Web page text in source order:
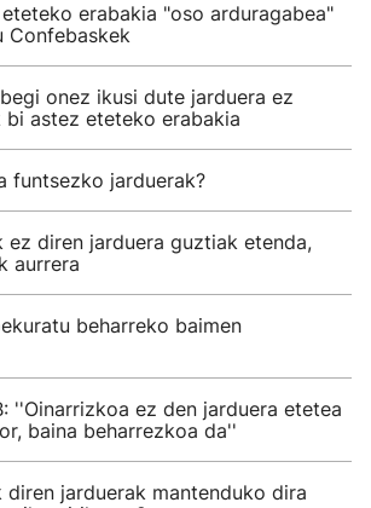
erabakia "oso arduragabea"
Confebaskek
onez ikusi dute jarduera ez
astez eteteko erabakia
funtsezko jarduerak?
ez diren jarduera guztiak etenda,
aurrera
beharreko baimen
''Oinarrizkoa ez den jarduera etetea
baina beharrezkoa da''
diren jarduerak mantenduko dira